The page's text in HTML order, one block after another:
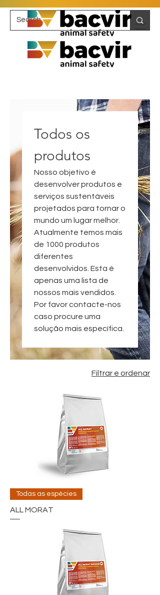
Todos os
produtos
Nosso objetivo é
desenvolver produtos e
serviços sustentáveis ​​
projetados para tornar o
mundo um lugar melhor.
Atualmente temos mais
de 1000 produtos
diferentes
desenvolvidos. Esta é
apenas uma lista de
nossos mais vendidos.
Por favor contacte-nos
caso procure uma
solução mais específica.
Filtrar e ordenar
Todas as espécies
ALL MORAT